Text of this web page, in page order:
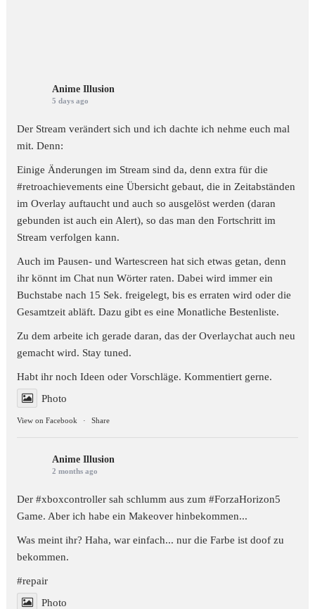
Anime Illusion
5 days ago
Der Stream verändert sich und ich dachte ich nehme euch mal
mit. Denn:
Einige Änderungen im Stream sind da, denn extra für die
#retroachievements eine Übersicht gebaut, die in Zeitabständen
im Overlay auftaucht und auch so ausgelöst werden (daran
gebunden ist auch ein Alert), so das man den Fortschritt im
Stream verfolgen kann.
Auch im Pausen- und Wartescreen hat sich etwas getan, denn
ihr könnt im Chat nun Wörter raten. Dabei wird immer ein
Buchstabe nach 15 Sek. freigelegt, bis es erraten wird oder die
Gesamtzeit abläft. Dazu gibt es eine Monatliche Bestenliste.
Zu dem arbeite ich gerade daran, das der Overlaychat auch neu
gemacht wird. Stay tuned.
Habt ihr noch Ideen oder Vorschläge. Kommentiert gerne.
Photo
View on Facebook · Share
Anime Illusion
2 months ago
Der #xboxcontroller sah schlumm aus zum#ForzaHorizon5
Game. Aber ich habe ein Makeover hinbekommen...
Was meint ihr? Haha, war einfach... nur die Farbe ist doof zu
bekommen.
#repair
Photo